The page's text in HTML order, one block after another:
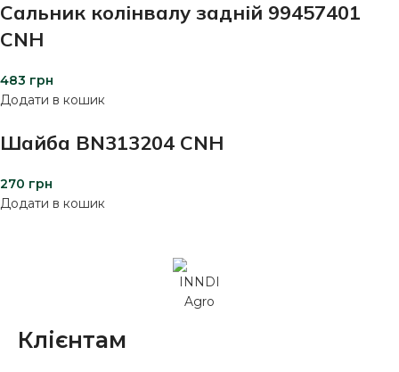
Сальник колінвалу задній 99457401
CNH
483 грн
Додати в кошик
Шайба BN313204 CNH
270 грн
Додати в кошик
Клієнтам